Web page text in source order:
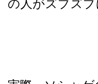
の人がズブズ